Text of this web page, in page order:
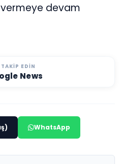
vermeye devam
EDIN
News
WhatsApp